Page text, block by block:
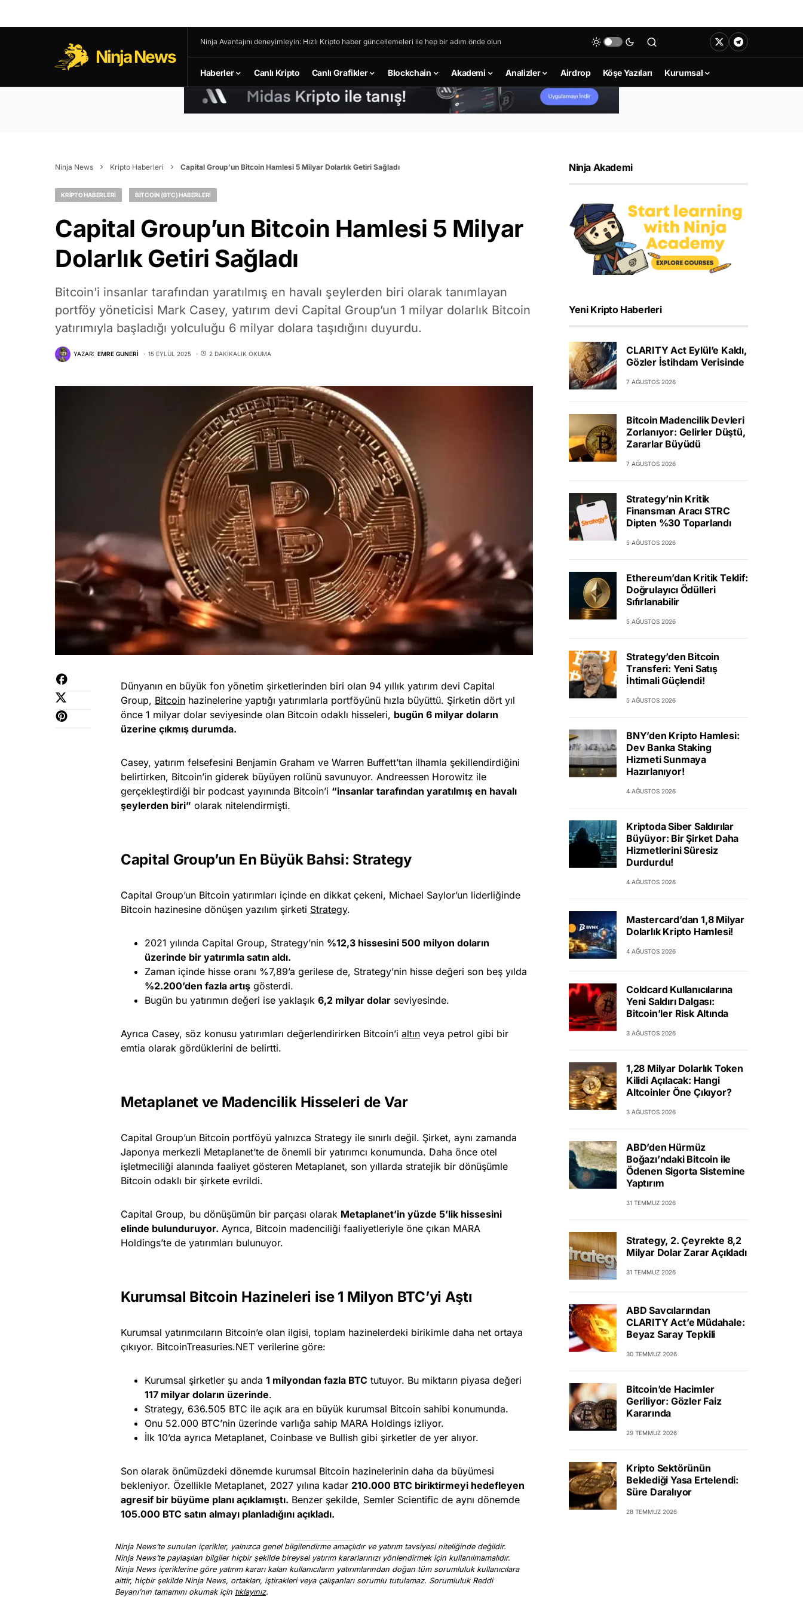
Ninja News
Ninja Avantajını deneyimleyin: Hızlı Kripto haber güncellemeleri ile hep bir adım önde olun
Haberler Canlı Kripto Canlı Grafikler Blockchain Akademi Analizler Airdrop Köşe Yazıları Kurumsal
Ninja News Kripto Haberleri Capital Group’un Bitcoin Hamlesi 5 Milyar Dolarlık Getiri Sağladı
KRIPTO HABERLERI BITCOIN (BTC) HABERLERI
Capital Group’un Bitcoin Hamlesi 5 Milyar
Dolarlık Getiri Sağladı
Bitcoin’i insanlar tarafından yaratılmış en havalı şeylerden biri olarak tanımlayan
portföy yöneticisi Mark Casey, yatırım devi Capital Group’un 1 milyar dolarlık Bitcoin
yatırımıyla başladığı yolculuğu 6 milyar dolara taşıdığını duyurdu.
YAZAR: EMRE GUNERI 15 EYLÜL 2025 2 DAKIKALIK OKUMA
Dünyanın en büyük fon yönetim şirketlerinden biri olan 94 yıllık yatırım devi Capital
Group, Bitcoin hazinelerine yaptığı yatırımlarla portföyünü hızla büyüttü. Şirketin dört yıl
önce 1 milyar dolar seviyesinde olan Bitcoin odaklı hisseleri, bugün 6 milyar doların
üzerine çıkmış durumda.
Casey, yatırım felsefesini Benjamin Graham ve Warren Buffett’tan ilhamla şekillendirdiğini
belirtirken, Bitcoin’in giderek büyüyen rolünü savunuyor. Andreessen Horowitz ile
gerçekleştirdiği bir podcast yayınında Bitcoin’i “insanlar tarafından yaratılmış en havalı
şeylerden biri” olarak nitelendirmişti.
Capital Group’un En Büyük Bahsi: Strategy
Capital Group’un Bitcoin yatırımları içinde en dikkat çekeni, Michael Saylor’un liderliğinde
Bitcoin hazinesine dönüşen yazılım şirketi Strategy.
2021 yılında Capital Group, Strategy’nin %12,3 hissesini 500 milyon doların
üzerinde bir yatırımla satın aldı.
Zaman içinde hisse oranı %7,89’a gerilese de, Strategy’nin hisse değeri son beş yılda
%2.200’den fazla artış gösterdi.
Bugün bu yatırımın değeri ise yaklaşık 6,2 milyar dolar seviyesinde.
Ayrıca Casey, söz konusu yatırımları değerlendirirken Bitcoin’i altın veya petrol gibi bir
emtia olarak gördüklerini de belirtti.
Metaplanet ve Madencilik Hisseleri de Var
Capital Group’un Bitcoin portföyü yalnızca Strategy ile sınırlı değil. Şirket, aynı zamanda
Japonya merkezli Metaplanet’te de önemli bir yatırımcı konumunda. Daha önce otel
işletmeciliği alanında faaliyet gösteren Metaplanet, son yıllarda stratejik bir dönüşümle
Bitcoin odaklı bir şirkete evrildi.
Capital Group, bu dönüşümün bir parçası olarak Metaplanet’in yüzde 5’lik hissesini
elinde bulunduruyor. Ayrıca, Bitcoin madenciliği faaliyetleriyle öne çıkan MARA
Holdings’te de yatırımları bulunuyor.
Kurumsal Bitcoin Hazineleri ise 1 Milyon BTC’yi Aştı
Kurumsal yatırımcıların Bitcoin’e olan ilgisi, toplam hazinelerdeki birikimle daha net ortaya
çıkıyor. BitcoinTreasuries.NET verilerine göre:
Kurumsal şirketler şu anda 1 milyondan fazla BTC tutuyor. Bu miktarın piyasa değeri
117 milyar doların üzerinde.
Strategy, 636.505 BTC ile açık ara en büyük kurumsal Bitcoin sahibi konumunda.
Onu 52.000 BTC’nin üzerinde varlığa sahip MARA Holdings izliyor.
İlk 10’da ayrıca Metaplanet, Coinbase ve Bullish gibi şirketler de yer alıyor.
Son olarak önümüzdeki dönemde kurumsal Bitcoin hazinelerinin daha da büyümesi
bekleniyor. Özellikle Metaplanet, 2027 yılına kadar 210.000 BTC biriktirmeyi hedefleyen
agresif bir büyüme planı açıklamıştı. Benzer şekilde, Semler Scientific de aynı dönemde
105.000 BTC satın almayı planladığını açıkladı.
Ninja News’te sunulan içerikler, yalnızca genel bilgilendirme amaçlıdır ve yatırım tavsiyesi niteliğinde değildir.
Ninja News’te paylaşılan bilgiler hiçbir şekilde bireysel yatırım kararlarınızı yönlendirmek için kullanılmamalıdır.
Ninja News içeriklerine göre yatırım kararı kalan kullanıcıların yatırımlarından doğan tüm sorumluluk kullanıcılara
aittir, hiçbir şekilde Ninja News, ortakları, iştirakleri veya çalışanları sorumlu tutulamaz. Sorumluluk Reddi
Beyanı’nın tamamını okumak için tıklayınız.
Ninja Akademi
Yeni Kripto Haberleri
CLARITY Act Eylül’e Kaldı,
Gözler İstihdam Verisinde
7 AĞUSTOS 2026
Bitcoin Madencilik Devleri
Zorlanıyor: Gelirler Düştü,
Zararlar Büyüdü
7 AĞUSTOS 2026
Strategy’nin Kritik
Finansman Aracı STRC
Dipten %30 Toparlandı
5 AĞUSTOS 2026
Ethereum’dan Kritik Teklif:
Doğrulayıcı Ödülleri
Sıfırlanabilir
5 AĞUSTOS 2026
Strategy’den Bitcoin
Transferi: Yeni Satış
İhtimali Güçlendi!
5 AĞUSTOS 2026
BNY’den Kripto Hamlesi:
Dev Banka Staking
Hizmeti Sunmaya
Hazırlanıyor!
4 AĞUSTOS 2026
Kriptoda Siber Saldırılar
Büyüyor: Bir Şirket Daha
Hizmetlerini Süresiz
Durdurdu!
4 AĞUSTOS 2026
Mastercard’dan 1,8 Milyar
Dolarlık Kripto Hamlesi!
4 AĞUSTOS 2026
Coldcard Kullanıcılarına
Yeni Saldırı Dalgası:
Bitcoin’ler Risk Altında
3 AĞUSTOS 2026
1,28 Milyar Dolarlık Token
Kilidi Açılacak: Hangi
Altcoinler Öne Çıkıyor?
3 AĞUSTOS 2026
ABD’den Hürmüz
Boğazı’ndaki Bitcoin ile
Ödenen Sigorta Sistemine
Yaptırım
31 TEMMUZ 2026
Strategy, 2. Çeyrekte 8,2
Milyar Dolar Zarar Açıkladı
31 TEMMUZ 2026
ABD Savcılarından
CLARITY Act’e Müdahale:
Beyaz Saray Tepkili
30 TEMMUZ 2026
Bitcoin’de Hacimler
Geriliyor: Gözler Faiz
Kararında
29 TEMMUZ 2026
Kripto Sektörünün
Beklediği Yasa Ertelendi:
Süre Daralıyor
28 TEMMUZ 2026